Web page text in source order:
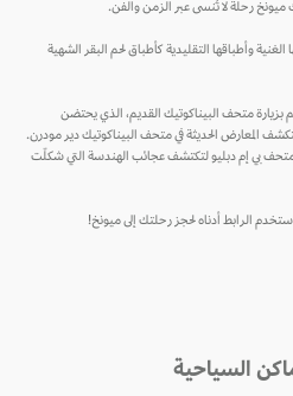
رحلة لا تُنسى عبر الزمن والفن.
وأطباقها التقليدية كأطباق لحم البقر الشهية
متحف البيناكوتيك القديم، الذي يحتضن
المعارض الحديثة في متحف البيناكوتيك دير مودرن.
بي إم دبليو لتكتشف عجائب الهندسة التي شكلّت
الرابط أدناه لحجز رحلتك إلى ميونخ!
السياحية